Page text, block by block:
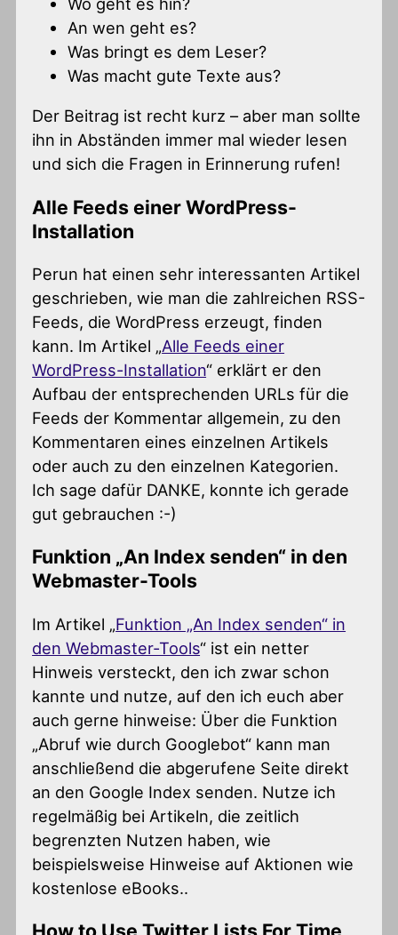
An wen geht es?
Was bringt es dem Leser?
Was macht gute Texte aus?
Der Beitrag ist recht kurz – aber man sollte
ihn in Abständen immer mal wieder lesen
und sich die Fragen in Erinnerung rufen!
Alle Feeds einer WordPress-
Installation
Perun hat einen sehr interessanten Artikel
geschrieben, wie man die zahlreichen RSS-
Feeds, die WordPress erzeugt, finden
kann. Im Artikel „Alle Feeds einer
WordPress-Installation“ erklärt er den
Aufbau der entsprechenden URLs für die
Feeds der Kommentar allgemein, zu den
Kommentaren eines einzelnen Artikels
oder auch zu den einzelnen Kategorien.
Ich sage dafür DANKE, konnte ich gerade
gut gebrauchen :-)
Funktion „An Index senden“ in den
Webmaster-Tools
Im Artikel „Funktion „An Index senden“ in
den Webmaster-Tools“ ist ein netter
Hinweis versteckt, den ich zwar schon
kannte und nutze, auf den ich euch aber
auch gerne hinweise: Über die Funktion
„Abruf wie durch Googlebot“ kann man
anschließend die abgerufene Seite direkt
an den Google Index senden. Nutze ich
regelmäßig bei Artikeln, die zeitlich
begrenzten Nutzen haben, wie
beispielsweise Hinweise auf Aktionen wie
kostenlose eBooks..